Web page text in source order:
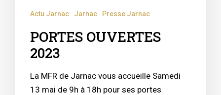
Actu Jarnac Jarnac Presse Jarnac
PORTES OUVERTES
2023
La MFR de Jarnac vous accueille Samedi
13 mai de 9h à 18h pour ses portes